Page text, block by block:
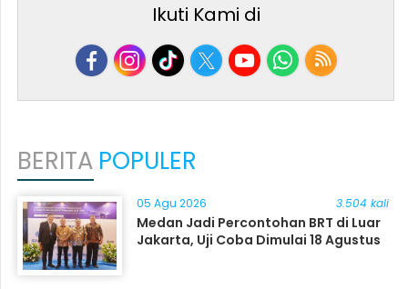
Ikuti Kami di
BERITA POPULER
05 Agu 2026 3.504 kali
Medan Jadi Percontohan BRT di Luar
Jakarta, Uji Coba Dimulai 18 Agustus